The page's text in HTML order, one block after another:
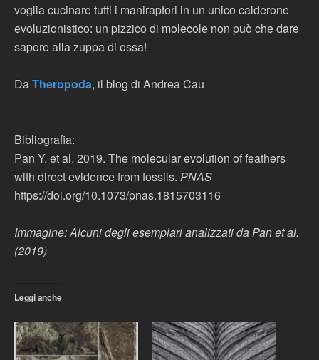
voglia cucinare tutti i maniraptori in un unico calderone
evoluzionistico: un pizzico di molecole non può che dare
sapore alla zuppa di ossa!
DaTheropoda, il blog di Andrea Cau
Bibliografia:
Pan Y. et al. 2019. The molecular evolution of feathers
with direct evidence from fossils. PNAS
https://doi.org/10.1073/pnas.1815703116
Immagine: Alcuni degli esemplari analizzati da Pan et al.
(2019)
Leggi anche